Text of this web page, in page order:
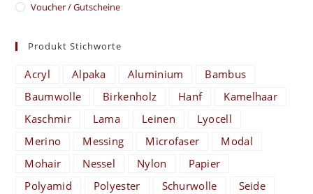
Voucher / Gutscheine
Produkt Stichworte
Acryl Alpaka Aluminium
Bambus
Baumwolle
Birkenholz Hanf
Kamelhaar
Kaschmir
Lama Leinen
Lyocell
Merino
Messing Microfaser
Modal
Mohair
Nessel Nylon
Papier
Polyamid
Polyester Schurwolle
Seide